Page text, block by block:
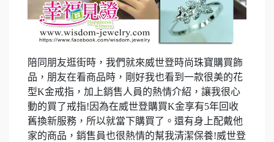
陪同朋友逛街時，我們就來威世登時尚珠寶購買飾
品，朋友在看商品時，剛好我也看到一款很美的花
型K金戒指，加上銷售人員的熱情介紹，讓我很心
動的買了戒指!因為在威世登購買K金享有5年回收
舊換新服務，所以就當下購買了。還有身上配戴他
家的商品，銷售員也很熱情的幫我清潔保養!威世登